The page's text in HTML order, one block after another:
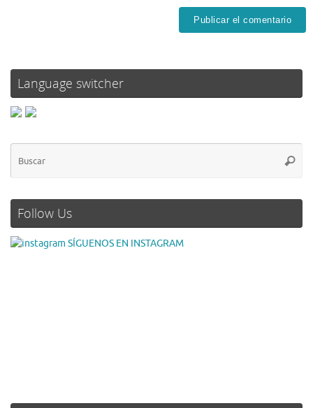
Language switcher
Follow Us
SÍGUENOS EN INSTAGRAM